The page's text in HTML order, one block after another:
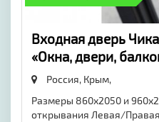
Входная дверь
«Окна, двери,
Россия, Крым,
Размеры 860х2050 и
открывания Левая/